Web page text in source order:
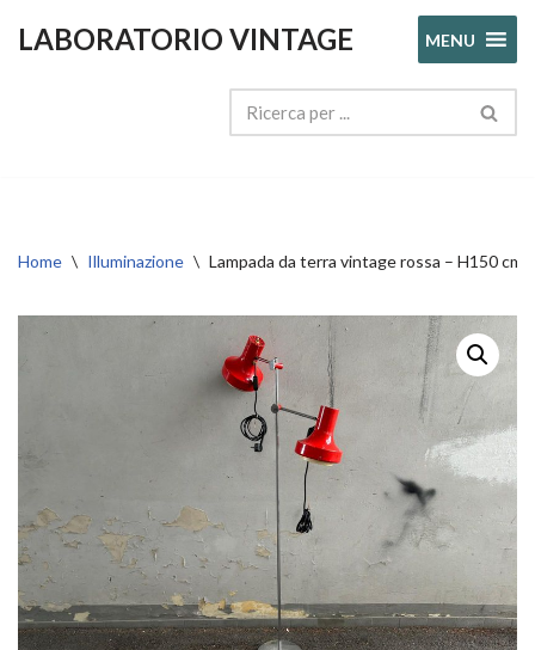
LABORATORIO VINTAGE MENU
Home \ Illuminazione \ Lampada da terra vintage rossa – H150 cm